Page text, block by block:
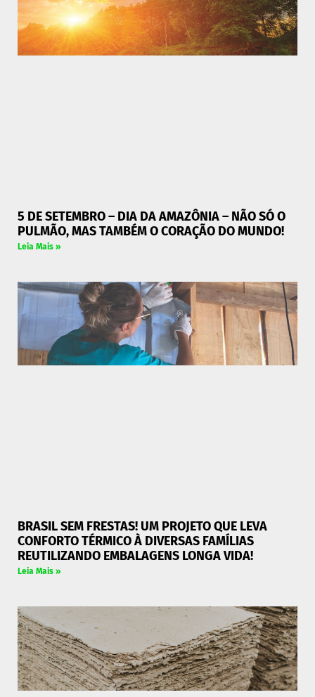
5 DE SETEMBRO – DIA DA AMAZÔNIA – NÃO SÓ O
PULMÃO, MAS TAMBÉM O CORAÇÃO DO MUNDO!
Leia Mais »
BRASIL SEM FRESTAS! UM PROJETO QUE LEVA
CONFORTO TÉRMICO À DIVERSAS FAMÍLIAS
REUTILIZANDO EMBALAGENS LONGA VIDA!
Leia Mais »